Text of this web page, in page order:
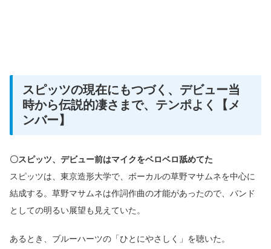
スピッツの現在にもつづく、デビュー当
時から伝説的凄さまで、テンポよく【メ
ンバー】
〇スピッツ、デビュー前はマイクをベロベロ舐めてた
スピッツは、東京造形大学で、ボーカルの草野マサムネを中心に
結成する。草野マサムネは作詞作曲の才能があったので、バンド
としての明るい展望も見えていた。
あるとき、ブルーハーツの「ひとにやさしく」を聴いた。